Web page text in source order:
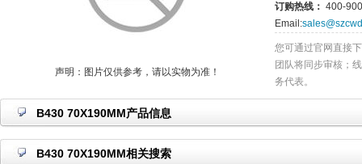
声明：图片仅供参考，请以实物为准！
订购热线： 400-
Email:
您可通过官网直接
团队将同步审核；
务代表。
B430 70X190MM产品信息
B430 70X190MM相关搜索